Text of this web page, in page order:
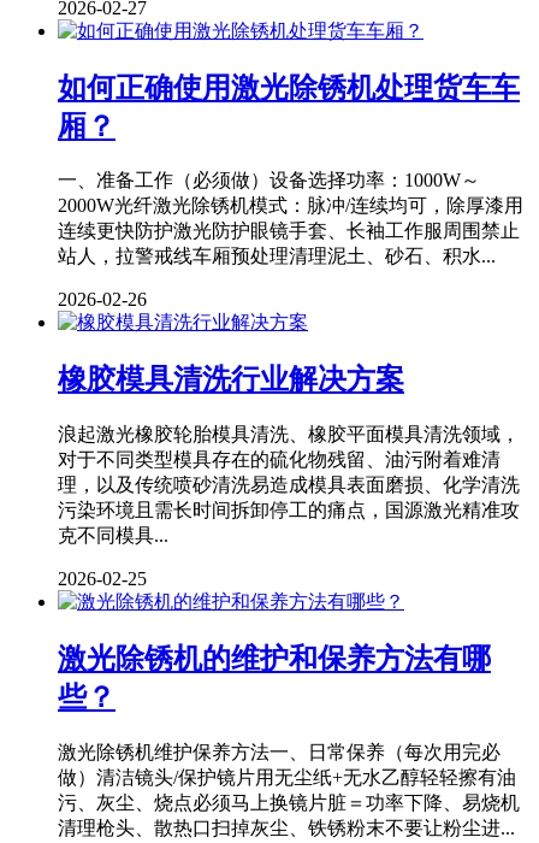
2026-02-27
如何正确使用激光除锈机处理货车车
厢？
一、准备工作（必须做）设备选择功率：1000W～
2000W光纤激光除锈机模式：脉冲/连续均可，除厚漆用
连续更快防护激光防护眼镜手套、长袖工作服周围禁止
站人，拉警戒线车厢预处理清理泥土、砂石、积水...
2026-02-26
橡胶模具清洗行业解决方案
浪起激光橡胶轮胎模具清洗、橡胶平面模具清洗领域，
对于不同类型模具存在的硫化物残留、油污附着难清
理，以及传统喷砂清洗易造成模具表面磨损、化学清洗
污染环境且需长时间拆卸停工的痛点，国源激光精准攻
克不同模具...
2026-02-25
激光除锈机的维护和保养方法有哪
些？
激光除锈机维护保养方法一、日常保养（每次用完必
做）清洁镜头/保护镜片用无尘纸+无水乙醇轻轻擦有油
污、灰尘、烧点必须马上换镜片脏＝功率下降、易烧机
清理枪头、散热口扫掉灰尘、铁锈粉末不要让粉尘进...